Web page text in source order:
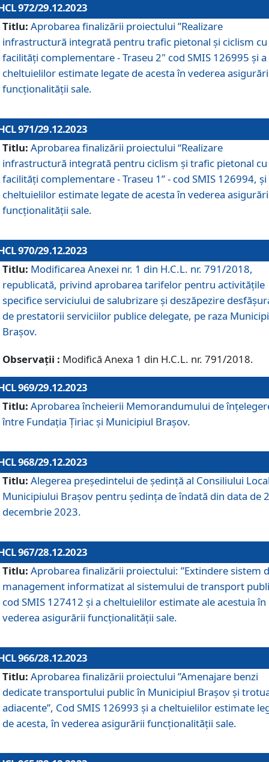
972/29.12.2023
Titlu: Aprobarea finalizării proiectului ”Realizare
infrastructură integrată pentru trafic pietonal și ciclism cu
facilități complementare - Traseu 2" cod SMIS 126995 și a
cheltuielilor estimate legate de acesta în vederea
funcționalității sale.
971/29.12.2023
Titlu: Aprobarea finalizării proiectului “Realizare
infrastructură integrată pentru ciclism şi trafic pietonal cu
facilităţi complementare - Traseu 1” - cod SMIS 126994, și
cheltuielilor estimate legate de acesta în vederea
funcționalității sale.
970/29.12.2023
Titlu: Modificarea Anexei nr. 1 din H.C.L. nr. 791/2018,
republicată, privind aprobarea tarifelor pentru activitățile
specifice serviciului de salubrizare și deszăpezire
de prestatorii serviciilor publice delegate, pe raza
Brașov.
Observații : Modifică Anexa 1 din H.C.L. nr. 791/2018.
969/29.12.2023
Titlu: Aprobarea încheierii Memorandumului de
între Fundația Țiriac și Municipiul Brașov.
968/29.12.2023
Titlu: Alegerea preşedintelui de şedinţă al Consiliului
Municipiului Braşov pentru ședința de îndată din data de
decembrie 2023.
967/28.12.2023
Titlu: Aprobarea finalizării proiectului: ”Extindere sistem
management informatizat al sistemului de transport
cod SMIS 127412 și a cheltuielilor estimate ale acestuia în
vederea asigurării funcționalității sale.
966/28.12.2023
Titlu: Aprobarea finalizării proiectului ”Amenajare benzi
dedicate transportului public în Municipiul Brașov şi
adiacente”, Cod SMIS 126993 și a cheltuielilor estimate
de acesta, în vederea asigurării funcționalității sale.